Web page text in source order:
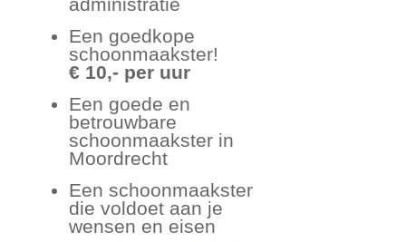
Een goedkope
schoonmaakster!
€ 10,- per uur
Een goede en
betrouwbare
schoonmaakster in
Moordrecht
Een schoonmaakster
die voldoet aan je
wensen en eisen